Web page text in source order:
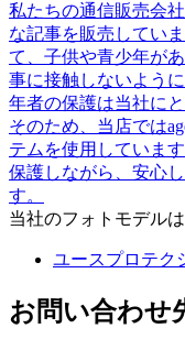
私たちの通信販売会
な記事を販売してい
て、子供や青少年が
事に接触しないよう
年者の保護は当社に
そのため、当店では
テムを使用していま
保護しながら、安心
す。
当社のフォトモデル
ユースプロテク
お問い合わせ